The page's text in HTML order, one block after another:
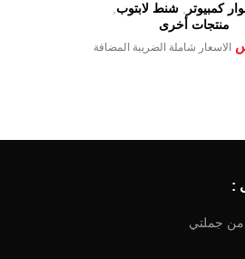
كمبيوتر ,شنط لابتوب
منتجات أخرى
الاسعار شاملة الضريبة المضافة
:
من جملتي